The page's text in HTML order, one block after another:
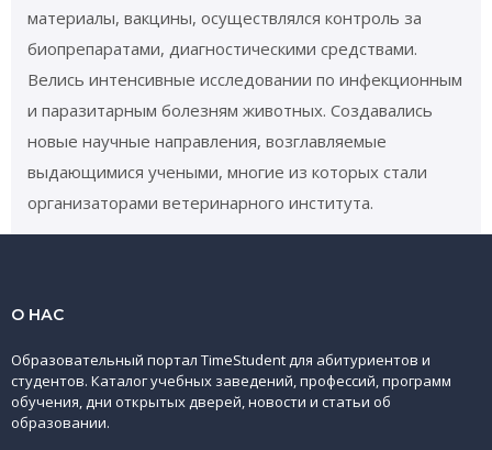
материалы, вакцины, осуществлялся контроль за
биопрепаратами, диагностическими средствами.
Велись интенсивные исследовании по инфекционным
и паразитарным болезням животных. Создавались
новые научные направления, возглавляемые
выдающимися учеными, многие из которых стали
организаторами ветеринарного института.
О НАС
Образовательный портал TimeStudent для абитуриентов и
студентов. Каталог учебных заведений, профессий, программ
обучения, дни открытых дверей, новости и статьи об
образовании.